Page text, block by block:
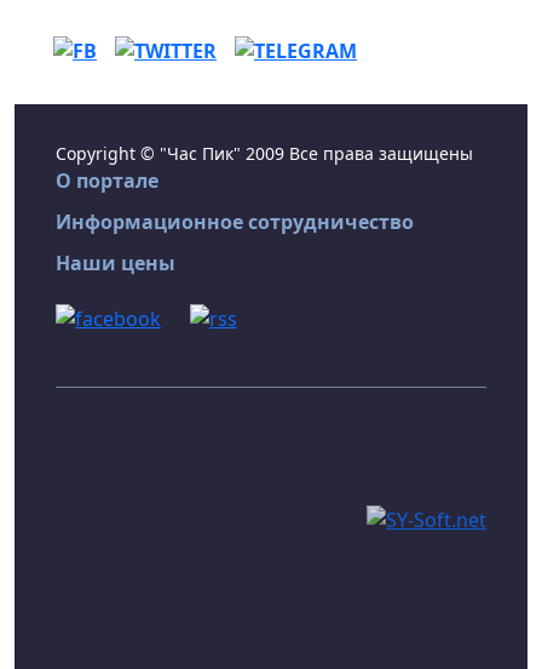
Copyright © "Час Пик" 2009 Все права защищены
О портале
Информационное сотрудничество
Наши цены